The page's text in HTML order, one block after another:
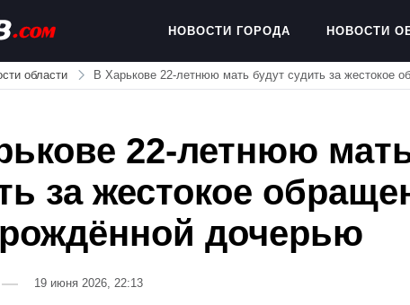
НОВОСТИ ГОРОДА НОВОСТИ
области В Харькове 22-летнюю мать будут судить за жестокое
22-летнюю
за жестокое
дочерью
19 июня 2026, 22:13